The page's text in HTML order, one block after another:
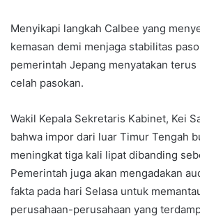
Menyikapi langkah Calbee yang
kemasan demi menjaga stabilitas
pemerintah Jepang menyatakan terus
celah pasokan.
Wakil Kepala Sekretaris Kabinet, Kei
bahwa impor dari luar Timur Tengah
meningkat tiga kali lipat dibanding
Pemerintah juga akan mengadakan
fakta pada hari Selasa untuk
perusahaan-perusahaan yang